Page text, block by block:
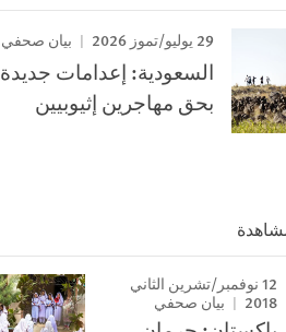
29 يوليو/تموز 2026 بيان صحفي
السعودية: إعدامات جديدة
بحق مهاجرين إثيوبيين
12 نوفمبر/تشرين الثاني
2018
بيان صحفي